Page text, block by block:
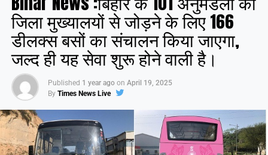
जिला मुख्यालयों से जोड़ने के लिए 166
डीलक्स बसों का संचालन किया जाएगा,
जल्द ही यह सेवा शुरू होने वाली है।
Published 1 year ago on April 19, 2025
By Times News Live